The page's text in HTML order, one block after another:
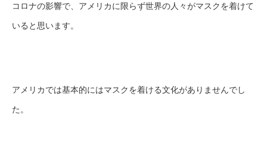
コロナの影響で、アメリカに限らず世界の人々がマスクを着けて
いると思います。
アメリカでは基本的にはマスクを着ける文化がありませんでし
た。